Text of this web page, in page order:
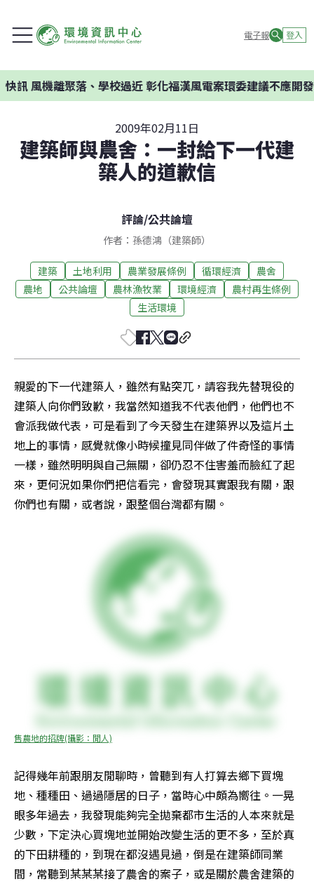
電子報 登入
、學校過近 彰化福漢風電案環委建議不應開發
2009年02月11日
建築師與農舍：一封給下一代建
築人的道歉信
評論/公共論壇
作者：孫德鴻（建築師）
建築 土地利用 農業發展條例 循環經濟
農舍
農地
公共論壇 農林漁牧業 環境經濟
農村再生條例
生活環境
親愛的下一代建築人，雖然有點突兀，請容我先替現役的
建築人向你們致歉，我當然知道我不代表他們，他們也不
會派我做代表，可是看到了今天發生在建築界以及這片土
地上的事情，感覺就像小時候撞見同伴做了件奇怪的事情
一樣，雖然明明與自己無關，卻仍忍不住害羞而臉紅了起
來，更何況如果你們把信看完，會發現其實跟我有關，跟
你們也有關，或者說，跟整個台灣都有關。
售農地的招牌(攝影：閒人)
記得幾年前跟朋友閒聊時，曾聽到有人打算去鄉下買塊
地、種種田、過過隱居的日子，當時心中頗為嚮往。一晃
眼多年過去，我發現能夠完全拋棄都市生活的人本來就是
少數，下定決心買塊地並開始改變生活的更不多，至於真
的下田耕種的，到現在都沒遇見過，倒是在建築師同業
間，常聽到某某某接了農舍的案子，或是關於農舍建築的